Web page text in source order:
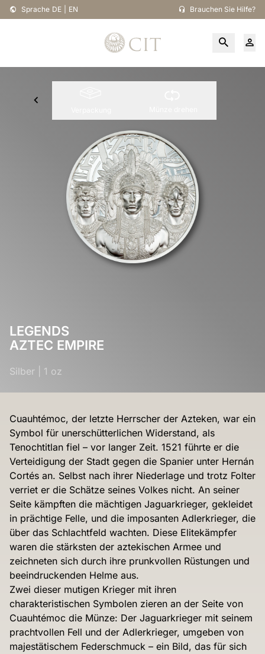
Sprache DE EN Brauchen Sie Hilfe?
LEGENDS
AZTEC EMPIRE
Silber 1 oz
Cuauhtémoc, der letzte Herrscher der Azteken, war ein
Symbol für unerschütterlichen Widerstand, als
Tenochtitlan fiel – vor langer Zeit. 1521 führte er die
Verteidigung der Stadt gegen die Spanier unter Hernán
Cortés an. Selbst nach ihrer Niederlage und trotz Folter
verriet er die Schätze seines Volkes nicht. An seiner
Seite kämpften die mächtigen Jaguarkrieger, gekleidet
in prächtige Felle, und die imposanten Adlerkrieger, die
über das Schlachtfeld wachten. Diese Elitekämpfer
waren die stärksten der aztekischen Armee und
zeichneten sich durch ihre prunkvollen Rüstungen und
beeindruckenden Helme aus.
Zwei dieser mutigen Krieger mit ihren
charakteristischen Symbolen zieren an der Seite von
Cuauhtémoc die Münze: Der Jaguarkrieger mit seinem
prachtvollen Fell und der Adlerkrieger, umgeben von
majestätischem Federschmuck – ein Bild, das für sich